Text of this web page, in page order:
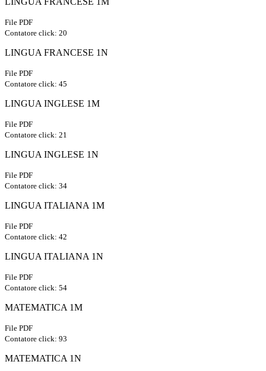
File PDF
Contatore click: 20
LINGUA FRANCESE 1N
File PDF
Contatore click: 45
LINGUA INGLESE 1M
File PDF
Contatore click: 21
LINGUA INGLESE 1N
File PDF
Contatore click: 34
LINGUA ITALIANA 1M
File PDF
Contatore click: 42
LINGUA ITALIANA 1N
File PDF
Contatore click: 54
MATEMATICA 1M
File PDF
Contatore click: 93
MATEMATICA 1N